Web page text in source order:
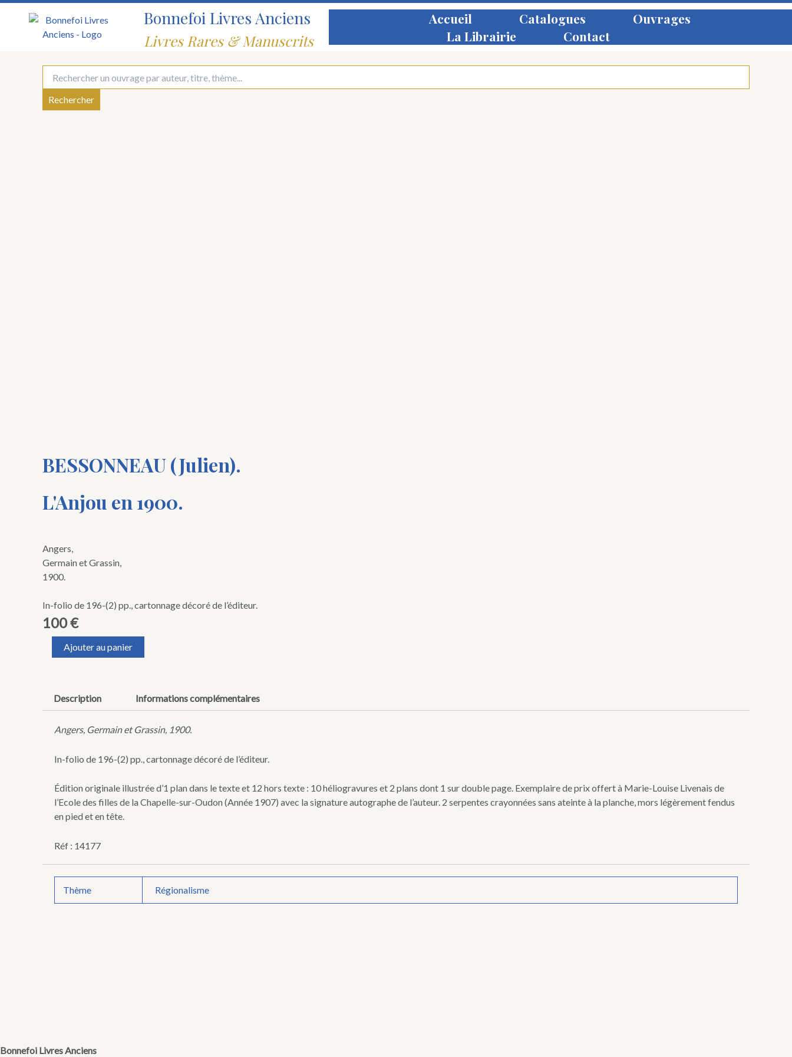
Aller
Bonnefoi Livres Anciens
Livres Rares & Manuscrits
Accueil Catalogues
Ouvrages
La Librairie
Contact
BESSONNEAU (Julien).
L'Anjou en 1900.
Angers,
Germain et Grassin,
1900.
In-folio de 196-(2) pp., cartonnage décoré de l’éditeur.
100€
1900.
Ajouter au panier
Description Informations complémentaires
Angers, Germain et Grassin, 1900.
In-folio de 196-(2) pp., cartonnage décoré de l’éditeur.
Édition originale illustrée d’1 plan dans le texte et 12 hors texte : 10 héliogravures et 2 plans dont 1 sur double page. Exemplaire de prix offert à Marie-Louise Livenais de
l’Ecole des filles de la Chapelle-sur-Oudon (Année 1907) avec la signature autographe de l’auteur. 2 serpentes crayonnées sans ateinte à la planche, mors légèrement fendus
en pied et en tête.
Réf : 14177
Thème Régionalisme
Bonnefoi Livres Anciens